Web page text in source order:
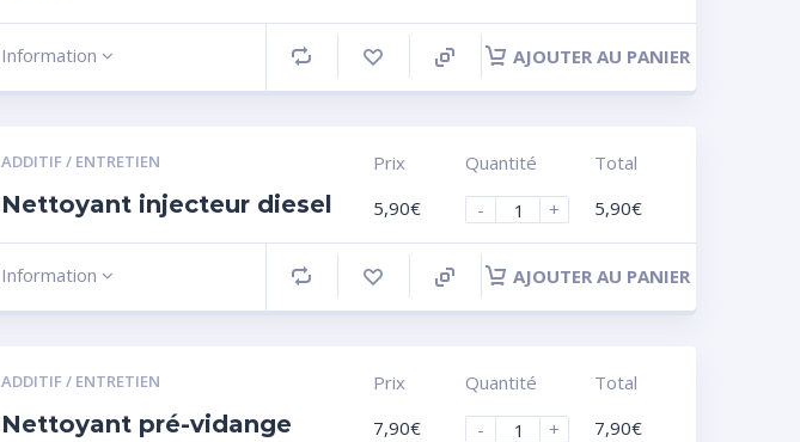
Information AJOUTER AU PANIER
ADDITIF / ENTRETIEN
Nettoyant injecteur diesel
Prix
5,90€
Quantité
-
+
Total
5,90€
Information AJOUTER AU PANIER
ADDITIF / ENTRETIEN
Nettoyant pré-vidange
Prix
7,90€
Quantité
-
+
Total
7,90€